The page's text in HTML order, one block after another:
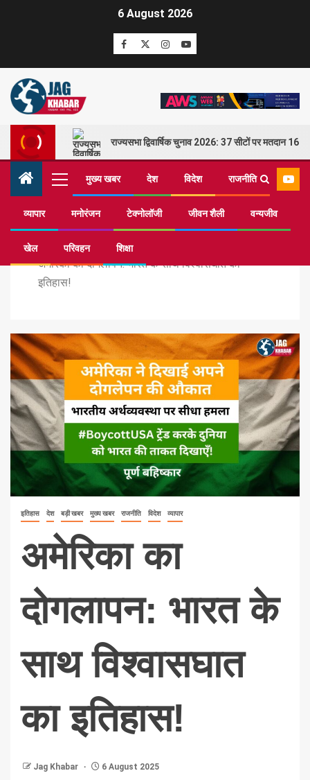
6 August 2026
राज्यसभा द्विवार्षिक चुनाव 2026: 37 सीटों पर मतदान 16
मुख्य खबर देश विदेश राजनीति
व्यापार मनोरंजन टेक्नोलॉजी जीवन शैली वन्यजीव
खेल परिवहन शिक्षा
Home
व्यापार
अमेरिका का दोगलापन: भारत के साथ विश्वासघात का
इतिहास!
इतिहास देश बड़ी खबर मुख्य खबर राजनीति विदेश व्यापार
अमेरिका का
दोगलापन: भारत के
साथ विश्वासघात
का इतिहास!
Jag Khabar 6 August 2025